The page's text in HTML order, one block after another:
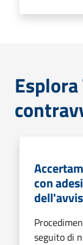
con
seguito di